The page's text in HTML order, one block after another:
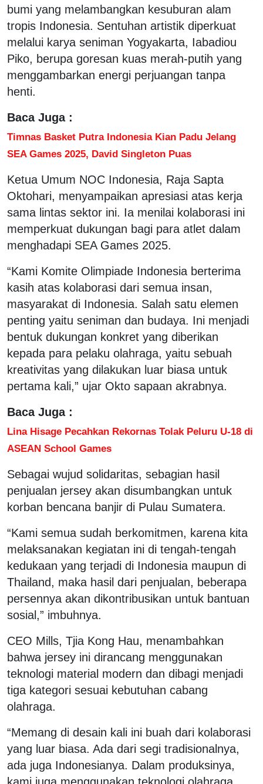
bumi yang melambangkan kesuburan alam
tropis Indonesia. Sentuhan artistik diperkuat
melalui karya seniman Yogyakarta, Iabadiou
Piko, berupa goresan kuas merah-putih yang
menggambarkan energi perjuangan tanpa
henti.
Baca Juga :
Timnas Basket Putra Indonesia Kian Padu Jelang
SEA Games 2025, David Singleton Puas
Ketua Umum NOC Indonesia, Raja Sapta
Oktohari, menyampaikan apresiasi atas kerja
sama lintas sektor ini. Ia menilai kolaborasi ini
memperkuat dukungan bagi para atlet dalam
menghadapi SEA Games 2025.
“Kami Komite Olimpiade Indonesia berterima
kasih atas kolaborasi dari semua insan,
masyarakat di Indonesia. Salah satu elemen
penting yaitu seniman dan budaya. Ini menjadi
bentuk dukungan konkret yang diberikan
kepada para pelaku olahraga, yaitu sebuah
kreativitas yang dilakukan luar biasa untuk
pertama kali,” ujar Okto sapaan akrabnya.
Baca Juga :
Lina Hisage Pecahkan Rekornas Tolak Peluru U-18 di
ASEAN School Games
Sebagai wujud solidaritas, sebagian hasil
penjualan jersey akan disumbangkan untuk
korban bencana banjir di Pulau Sumatera.
“Kami semua sudah berkomitmen, karena kita
melaksanakan kegiatan ini di tengah-tengah
kedukaan yang terjadi di Indonesia maupun di
Thailand, maka hasil dari penjualan, beberapa
persennya akan dikontribusikan untuk bantuan
sosial,” imbuhnya.
CEO Mills, Tjia Kong Hau, menambahkan
bahwa jersey ini dirancang menggunakan
teknologi material modern dan dibagi menjadi
tiga kategori sesuai kebutuhan cabang
olahraga.
“Memang di desain kali ini buah dari kolaborasi
yang luar biasa. Ada dari segi tradisionalnya,
ada juga Indonesianya. Dalam produksinya,